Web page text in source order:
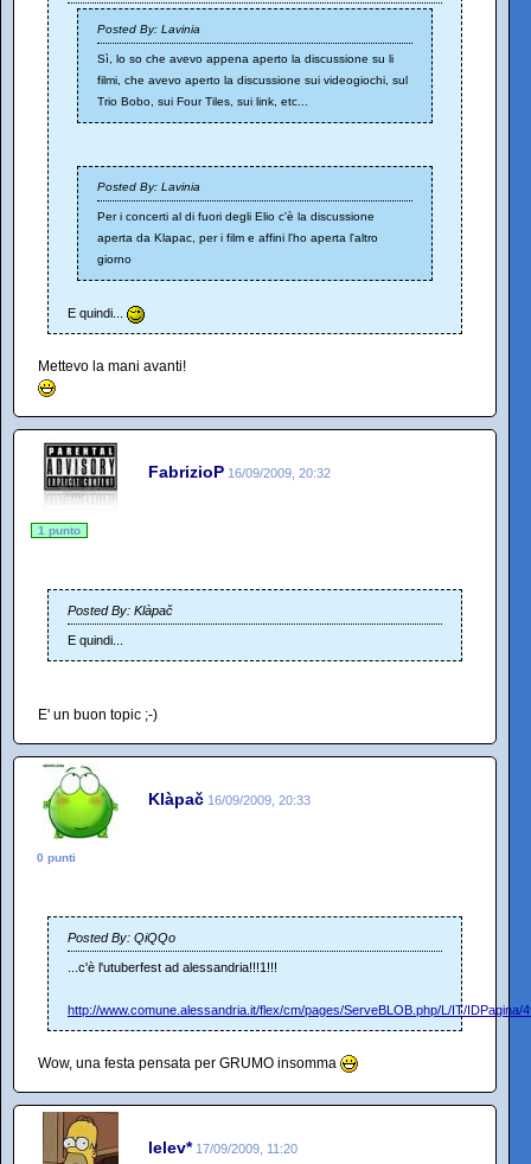
Posted By: Lavinia
Sì, lo so che avevo appena aperto la discussione su li
filmi, che avevo aperto la discussione sui videogiochi, sul
Trio Bobo, sui Four Tiles, sui link, etc...
Posted By: Lavinia
Per i concerti al di fuori degli Elio c'è la discussione
aperta da Klapac, per i film e affini l'ho aperta l'altro
giorno
E quindi...
Mettevo la mani avanti!
FabrizioP 16/09/2009, 20:32
1 punto
Posted By: Klàpač
E quindi...
E' un buon topic ;-)
Klàpač 16/09/2009, 20:33
0 punti
Posted By: QiQQo
...c'è l'utuberfest ad alessandria!!!1!!!
http://www.comune.alessandria.it/flex/cm/pages/ServeBLOB.php/L/IT/IDPagina/
Wow, una festa pensata per GRUMO insomma
lelev* 17/09/2009, 11:20